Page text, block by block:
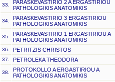
33.
PARASKEVASTIRIO 2 A ERGASTIRIOU
PATHOLOGIKIS ANATOMIKIS
34.
PARASKEVASTIRIO 3 ERGASTIRIOU
PATHOLOGIKIS ANATOMIKIS
35.
PARASKEVASTIRIO 1 ERGASTIRIOU A
PATHOLOGIKIS ANATOMIKIS
36. PETRITZIS CHRISTOS
37. PETROLEKA THEODORA
38.
PROTOKOLLO A ERGASTIRIOU A
PATHOLOGIKIS ANATOMIKIS